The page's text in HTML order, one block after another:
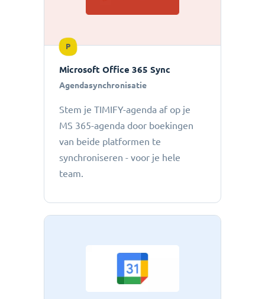
P
Microsoft Office 365 Sync
Agendasynchronisatie
Stem je TIMIFY-agenda af op je
MS 365-agenda door boekingen
van beide platformen te
synchroniseren - voor je hele
team.